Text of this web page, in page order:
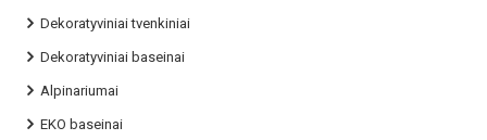
Dekoratyviniai tvenkiniai
Dekoratyviniai baseinai
Alpinariumai
EKO baseinai